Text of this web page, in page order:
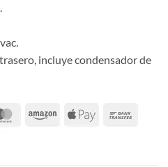
incluye condensador de